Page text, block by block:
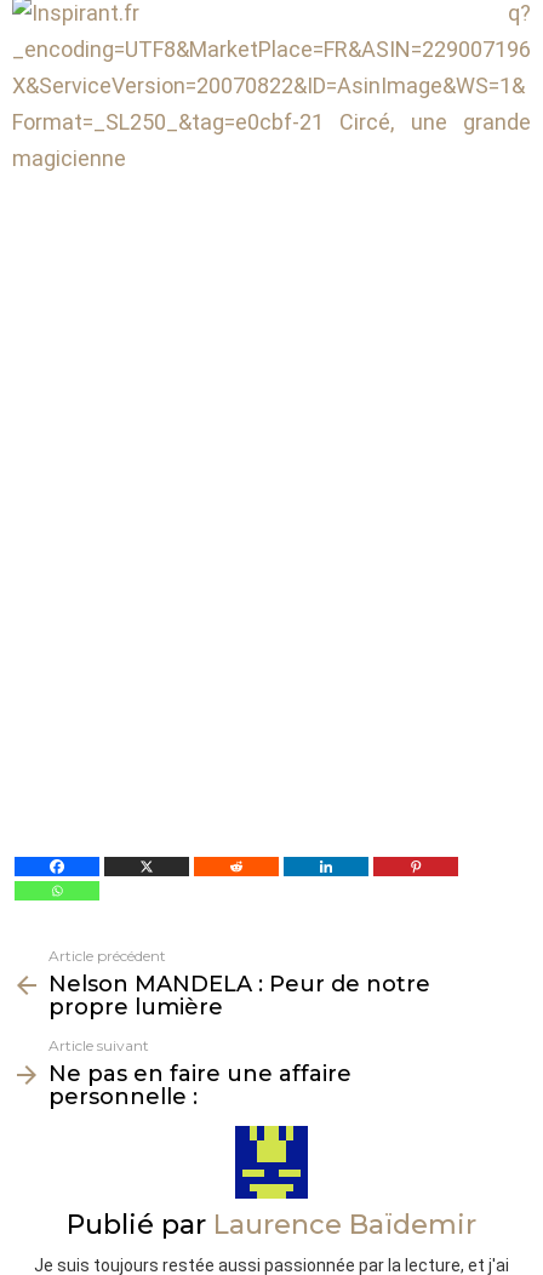
plus
Article précédent
Nelson MANDELA : Peur de notre
propre lumière
Article suivant
Ne pas en faire une affaire
personnelle :
Publié par Laurence Baïdemir
Je suis toujours restée aussi passionnée par la lecture, et j'ai